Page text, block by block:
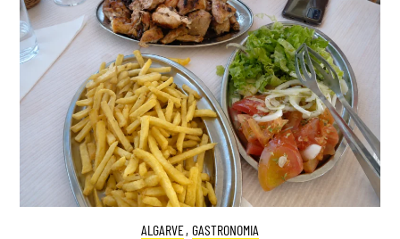
ALGARVE, GASTRONOMIA